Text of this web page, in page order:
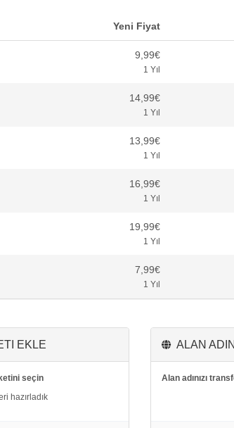
Yeni Fiyat
9,99€
1 Yıl
14,99€
1 Yıl
13,99€
1 Yıl
16,99€
1 Yıl
19,99€
1 Yıl
7,99€
1 Yıl
EKLE
seçin
hazırladık
ALAN
Alan adınızı